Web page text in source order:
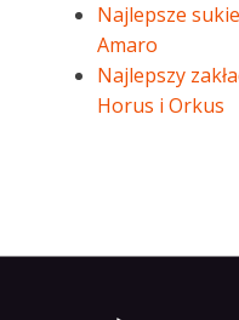
Najlepsze
Amaro
Najlepszy
Horus i Orkus